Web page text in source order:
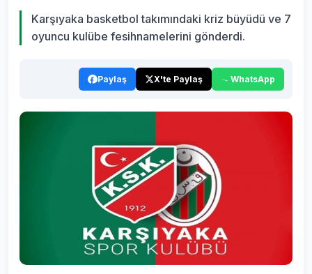
Karşıyaka basketbol takımındaki kriz büyüdü ve 7
oyuncu kulübe fesihnamelerini gönderdi.
Paylaş X'te Paylaş WhatsApp